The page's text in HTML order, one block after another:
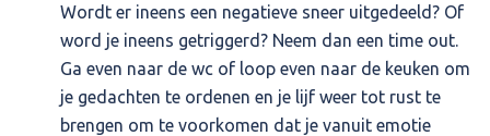
Wordt er ineens een negatieve sneer uitgedeeld? Of
word je ineens getriggerd? Neem dan een time out.
Ga even naar de wc of loop even naar de keuken om
je gedachten te ordenen en je lijf weer tot rust te
brengen om te voorkomen dat je vanuit emotie